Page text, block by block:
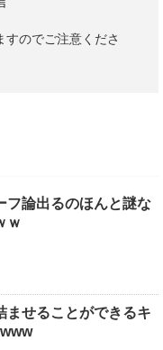
すのでご注意くださ
フ論出るのほんと謎な
ｗ
ませることができるキ